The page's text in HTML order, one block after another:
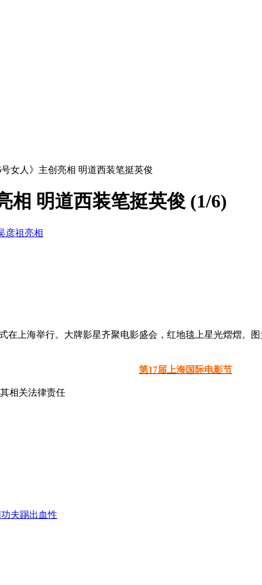
女人》主创亮相 明道西装笔挺英俊
相 明道西装笔挺英俊 (1/6)
彦祖亮相
上海举行。大牌影星齐聚电影盛会，红地毯上星光熠熠。图
第17届上海国际电影节
相关法律责任
夫踢出血性